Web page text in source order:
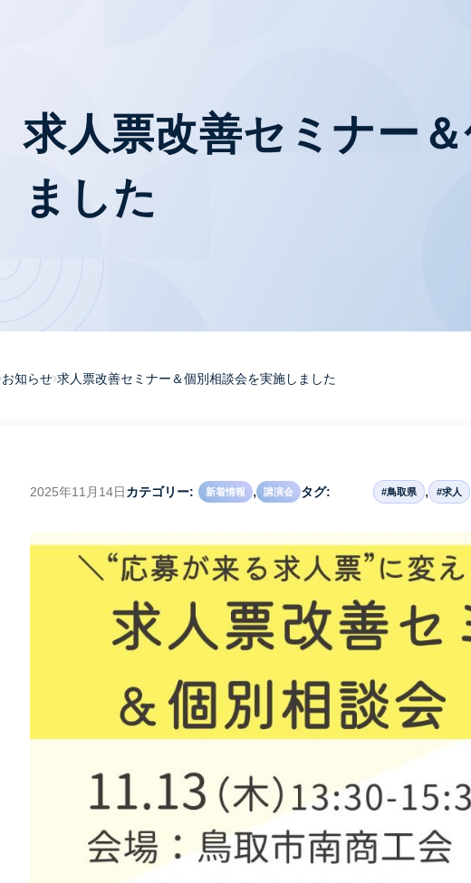
求人票改善セミナー
ました
お知らせ 求人票改善セミナー＆個別相談会を実施しました
2025年11月14日カテゴリー: 新着情報 , 講演会 タグ: #鳥取県 , #求人